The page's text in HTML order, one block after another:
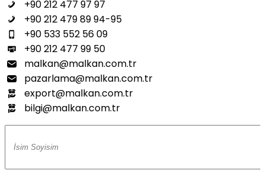
+90 212 477 97 97
+90 212 479 89 94-95
+90 533 552 56 09
+90 212 477 99 50
malkan@malkan.com.tr
pazarlama@malkan.com.tr
export@malkan.com.tr
bilgi@malkan.com.tr